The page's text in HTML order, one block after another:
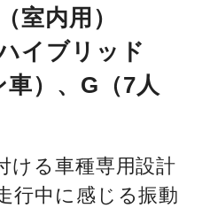
室内用）
イブリッド
）、G（7人
ける車種専用設計
行中に感じる振動